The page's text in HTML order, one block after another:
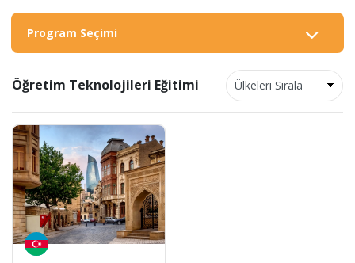
Program Seçimi
Öğretim Teknolojileri Eğitimi